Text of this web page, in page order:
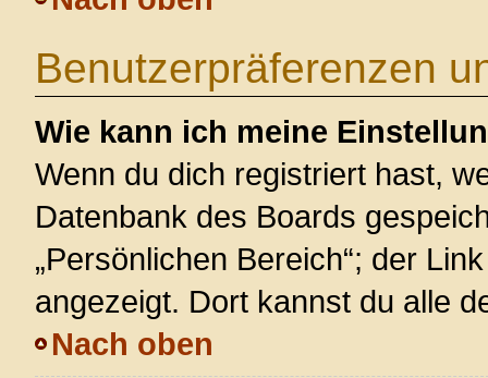
Benutzerpräferenzen
Wie kann ich meine
Wenn du dich registriert hast,
Datenbank des Boards
„Persönlichen Bereich“; der
angezeigt. Dort kannst du alle
Nach oben